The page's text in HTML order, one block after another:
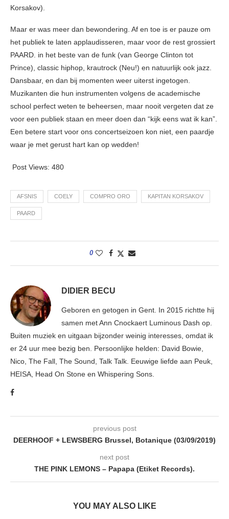
Korsakov).
Maar er was meer dan bewondering. Af en toe is er pauze om
het publiek te laten applaudisseren, maar voor de rest grossiert
PAARD. in het beste van de funk (van George Clinton tot
Prince), classic hiphop, krautrock (Neu!) en natuurlijk ook jazz.
Dansbaar, en dan bij momenten weer uiterst ingetogen.
Muzikanten die hun instrumenten volgens de academische
school perfect weten te beheersen, maar nooit vergeten dat ze
voor een publiek staan en meer doen dan “kijk eens wat ik kan”.
Een betere start voor ons concertseizoen kon niet, een paardje
waar je met gerust hart kan op wedden!
Post Views: 480
AFSNIS COELY COMPRO ORO KAPITAN KORSAKOV
PAARD
0
DIDIER BECU
Geboren en getogen in Gent. In 2015 richtte hij
samen met Ann Cnockaert Luminous Dash op.
Buiten muziek en uitgaan bijzonder weinig interesses, omdat ik
er 24 uur mee bezig ben. Persoonlijke helden: David Bowie,
Nico, The Fall, The Sound, Talk Talk. Eeuwige liefde aan Peuk,
HEISA, Head On Stone en Whispering Sons.
previous post
DEERHOOF + LEWSBERG Brussel, Botanique (03/09/2019)
next post
THE PINK LEMONS – Papapa (Etiket Records).
YOU MAY ALSO LIKE